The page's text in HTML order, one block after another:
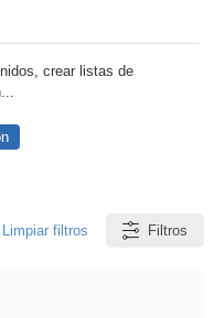
crear listas de
Limpiar filtros Filtros